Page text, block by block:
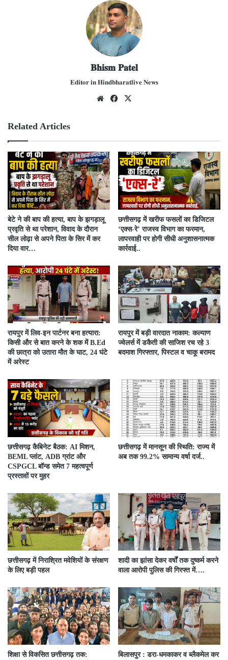
𝐁𝐡𝐢𝐬𝐦 𝐏𝐚𝐭𝐞𝐥
𝐄𝐝𝐢𝐭𝐨𝐫 𝐢𝐧 𝐇𝐢𝐧𝐝𝐛𝐡𝐚𝐫𝐚𝐭𝐥𝐢𝐯𝐞 𝐍𝐞𝐰𝐬
We
Fac
Related Articles
बेटे ने की बाप की हत्या, बाप के झगड़ालू
प्रवृति से था परेशान, विवाद के दौरान
सील लोढ़ा से अपने पिता के सिर में कर
दिया वार…
​छत्तीसगढ़ में खरीफ फसलों का डिजिटल
‘एक्स-रे’ राजस्व विभाग का फरमान,
लापरवाही पर होगी सीधी अनुशासनात्मक
कार्रवाई..
रायपुर में लिव-इन पार्टनर बना हत्यारा:
किसी और से बात करने के शक में B.Ed
की छात्रा को उतारा मौत के घाट, 24 घंटे
में अरेस्ट
रायपुर में बड़ी वारदात नाकाम: कल्याण
ज्वेलर्स में डकैती की साजिश रच रहे 3
बदमाश गिरफ्तार, पिस्टल व चाकू बरामद
छत्तीसगढ़ कैबिनेट बैठक: AI मिशन,
BEML प्लांट, ADB ग्रांट और
CSPGCL बॉन्ड समेत 7 महत्वपूर्ण
प्रस्तावों पर मुहर
छत्तीसगढ़ में मानसून की स्थिति: राज्य में
अब तक 99.2% सामान्य वर्षा दर्ज..
छत्तीसगढ़ में निराश्रित मवेशियों के संरक्षण
के लिए बड़ी पहल
शादी का झांसा देकर वर्षों तक दुष्कर्म करने
वाला आरोपी पुलिस की गिरफ्त में….
शिक्षा से विकसित छत्तीसगढ़ तक:
बिलासपुर : डरा-धमकाकर व ब्लैकमेल कर